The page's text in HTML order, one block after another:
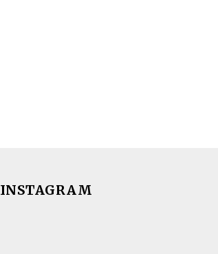
INSTAGRAM